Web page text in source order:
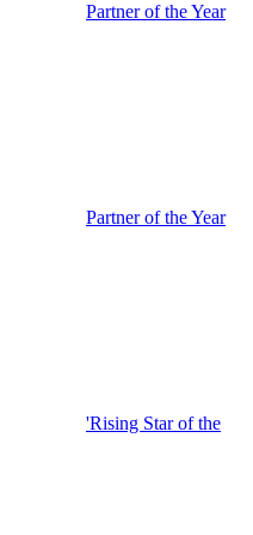
Partner of the Year
Partner of the Year
'Rising Star of the